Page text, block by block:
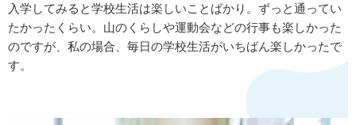
入学してみると学校生活は楽しいことばかり。ずっと通ってい
たかったくらい。山のくらしや運動会などの行事も楽しかった
のですが、私の場合、毎日の学校生活がいちばん楽しかったで
す。